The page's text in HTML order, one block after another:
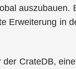
Erweiterung in
der CrateDB,